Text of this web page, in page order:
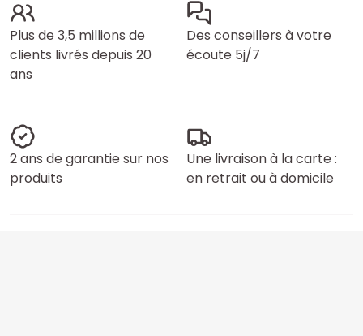
Plus de 3,5 millions de
clients livrés depuis 20
ans
Des conseillers à votre
écoute 5j/7
2 ans de garantie sur nos
produits
Une livraison à la carte :
en retrait ou à domicile